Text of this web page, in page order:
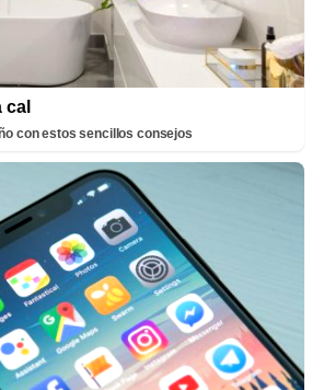
cal
con estos sencillos consejos